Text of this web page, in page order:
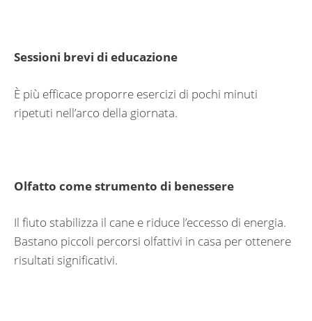
Sessioni brevi di educazione
È più efficace proporre esercizi di pochi minuti
ripetuti nell’arco della giornata.
Olfatto come strumento di benessere
Il fiuto stabilizza il cane e riduce l’eccesso di energia.
Bastano piccoli percorsi olfattivi in casa per ottenere
risultati significativi.